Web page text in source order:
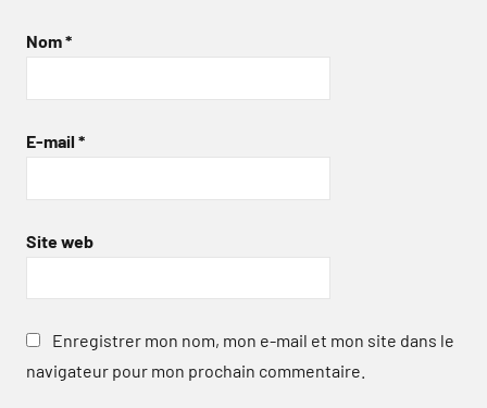
Nom*
E-mail *
Site web
Enregistrer mon nom, mon e-mail et mon site dans le
navigateur pour mon prochain commentaire.